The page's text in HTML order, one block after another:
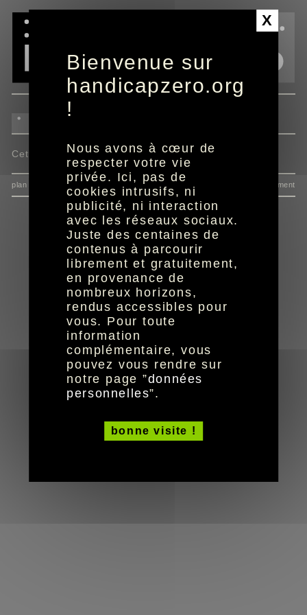
Cette actualité n'est pas disponible.
plan du site données personnelles consentement
© HandiCaPZéro -réalisation aYaline
X
Bienvenue sur
handicapzero.org
!
Nous avons à cœur de
respecter votre vie
privée. Ici, pas de
cookies intrusifs, ni
publicité, ni interaction
avec les réseaux sociaux.
Juste des centaines de
contenus à parcourir
librement et gratuitement,
en provenance de
nombreux horizons,
rendus accessibles pour
vous. Pour toute
information
complémentaire, vous
pouvez vous rendre sur
notre page ”données
personnelles”.
bonne visite !